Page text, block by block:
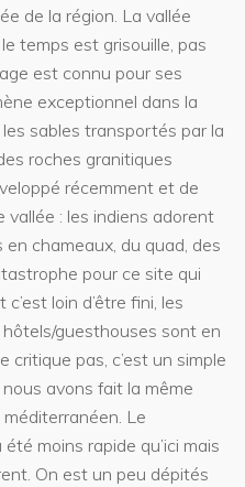
de la région. La vallée
temps est grisouille, pas
est connu pour ses
exceptionnel dans la
sables transportés par la
roches granitiques
récemment et de
: les indiens adorent
chameaux, du quad, des
pour ce site qui
loin d’être fini, les
guesthouses sont en
pas, c’est un simple
avons fait la même
Le
moins rapide qu’ici mais
On est un peu dépités